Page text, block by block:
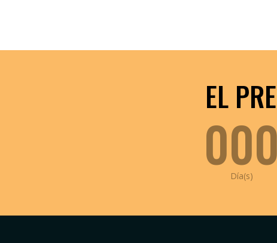
EL
000
Día(s)